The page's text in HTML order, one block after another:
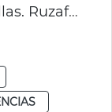
Campaña No explotes las Fallas. Ruzafa València